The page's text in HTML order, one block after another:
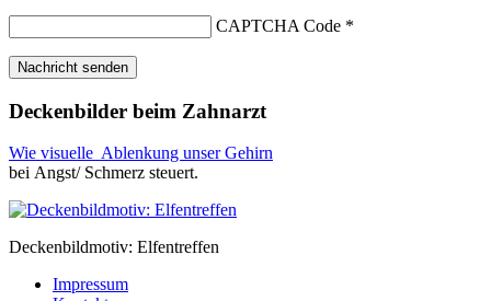
CAPTCHA Code *
Deckenbilder beim Zahnarzt
Wie visuelle Ablenkung unser Gehirn
bei Angst/ Schmerz steuert.
Deckenbildmotiv: Elfentreffen
Impressum